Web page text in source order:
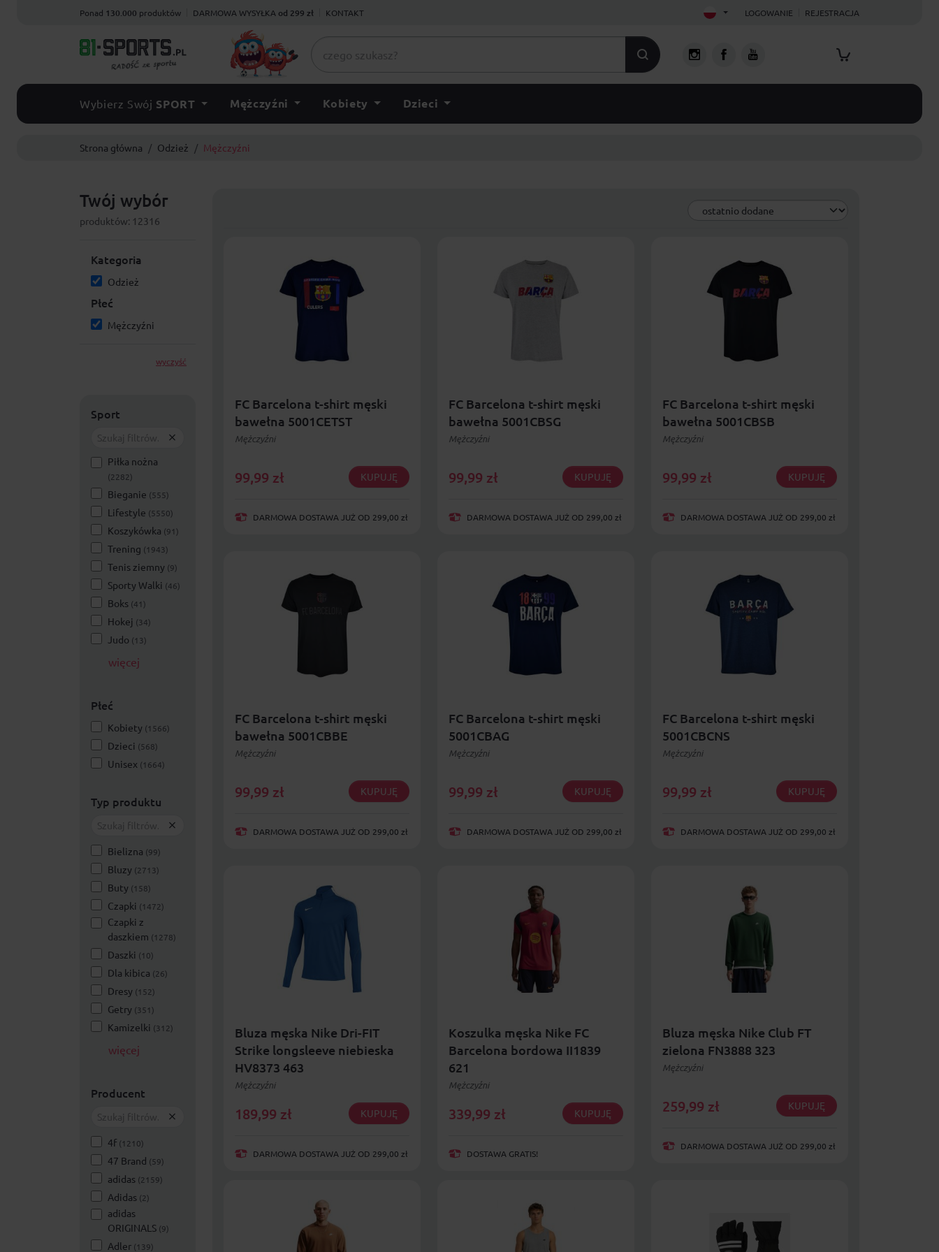
Ponad 130.000 produktów DARMOWA WYSYŁKA od 299 zł KONTAKT LOGOWANIE REJESTRACJA
Wybierz Swój SPORT Mężczyźni Kobiety Dzieci
Strona główna Odzież Mężczyźni
Twój wybór
produktów: 12316
Kategoria
Odzież
Płeć
Mężczyźni
wyczyść
Sport
Piłka nożna
(2282)
Bieganie (555)
Lifestyle (5550)
Koszykówka (91)
Trening (1943)
Tenis ziemny (9)
Sporty Walki (46)
Boks (41)
Hokej (34)
Judo (13)
więcej
Płeć
Kobiety (1566)
Dzieci (568)
Unisex (1664)
Typ produktu
Bielizna (99)
Bluzy (2713)
Buty (158)
Czapki (1472)
Czapki z
daszkiem (1278)
Daszki (10)
Dla kibica (26)
Dresy (152)
Getry (351)
Kamizelki (312)
więcej
Producent
4f (1210)
47 Brand (59)
adidas (2159)
Adidas (2)
adidas
ORIGINALS (9)
Adler (139)
FC Barcelona t-shirt męski
bawełna 5001CETST
Mężczyźni
99,99 zł KUPUJĘ
DARMOWA DOSTAWA JUŻ OD 299,00 zł
FC Barcelona t-shirt męski
bawełna 5001CBSG
Mężczyźni
99,99 zł KUPUJĘ
DARMOWA DOSTAWA JUŻ OD 299,00 zł
FC Barcelona t-shirt męski
bawełna 5001CBSB
Mężczyźni
99,99 zł KUPUJĘ
DARMOWA DOSTAWA JUŻ OD 299,00 zł
FC Barcelona t-shirt męski
bawełna 5001CBBE
Mężczyźni
99,99 zł KUPUJĘ
DARMOWA DOSTAWA JUŻ OD 299,00 zł
FC Barcelona t-shirt męski
5001CBAG
Mężczyźni
99,99 zł KUPUJĘ
DARMOWA DOSTAWA JUŻ OD 299,00 zł
FC Barcelona t-shirt męski
5001CBCNS
Mężczyźni
99,99 zł KUPUJĘ
DARMOWA DOSTAWA JUŻ OD 299,00 zł
Bluza męska Nike Dri-FIT
Strike longsleeve niebieska
HV8373 463
Mężczyźni
189,99 zł KUPUJĘ
DARMOWA DOSTAWA JUŻ OD 299,00 zł
Koszulka męska Nike FC
Barcelona bordowa II1839
621
Mężczyźni
339,99 zł KUPUJĘ
DOSTAWA GRATIS!
Bluza męska Nike Club FT
zielona FN3888 323
Mężczyźni
259,99 zł KUPUJĘ
DARMOWA DOSTAWA JUŻ OD 299,00 zł